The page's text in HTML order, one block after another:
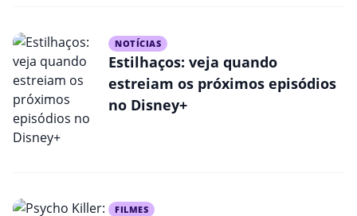
NOTÍCIAS
Estilhaços: veja quando
estreiam os próximos episódios
no Disney+
FILMES